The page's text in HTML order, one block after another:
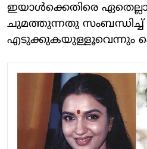
ഇയാൾക്കെതിരെ
ചുമത്തുന്നതു സംബന്ധിച്ച്
എടുക്കുകയുള്ളൂവെന്നും